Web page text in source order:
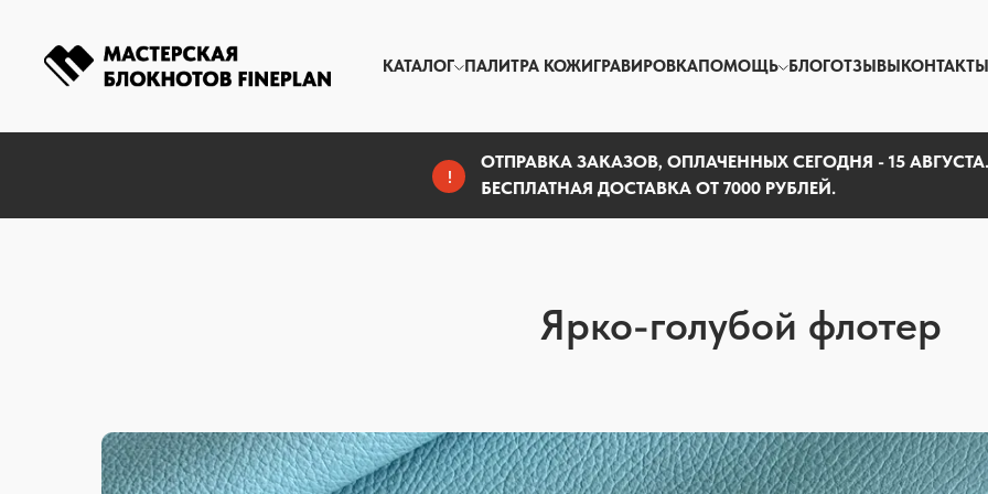
КАТАЛОГ ПАЛИТРА КОЖИГРАВИРОВКАПОМОЩЬ БЛОГОТЗЫВЫКОНТАКТЫ
!
ОТПРАВКА ЗАКАЗОВ, ОПЛАЧЕННЫХ СЕГОДНЯ - 15 АВГУСТА.
БЕСПЛАТНАЯ ДОСТАВКА ОТ 7000 РУБЛЕЙ.
Ярко-голубой флотер